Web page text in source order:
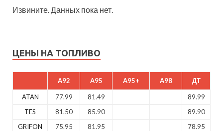
Извините. Данных пока нет.
ЦЕНЫ НА ТОПЛИВО
A92 A95 A95+ A98 ДТ
ATAN 77.99 81.49
89.99
TES
81.50 85.90
89.90
GRIFON
75.95 81.95 78.95